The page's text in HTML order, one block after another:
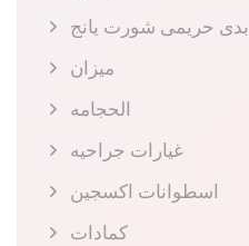
بدى حريمى شورت يانج
ميزان
الحجامه
غيارات جراحيه
اسطوانات اكسجين
كمادات